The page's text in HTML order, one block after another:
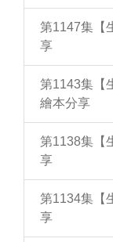
第1147集【
享
第1143集【
繪本分享
第1138集【
享
第1134集【
享